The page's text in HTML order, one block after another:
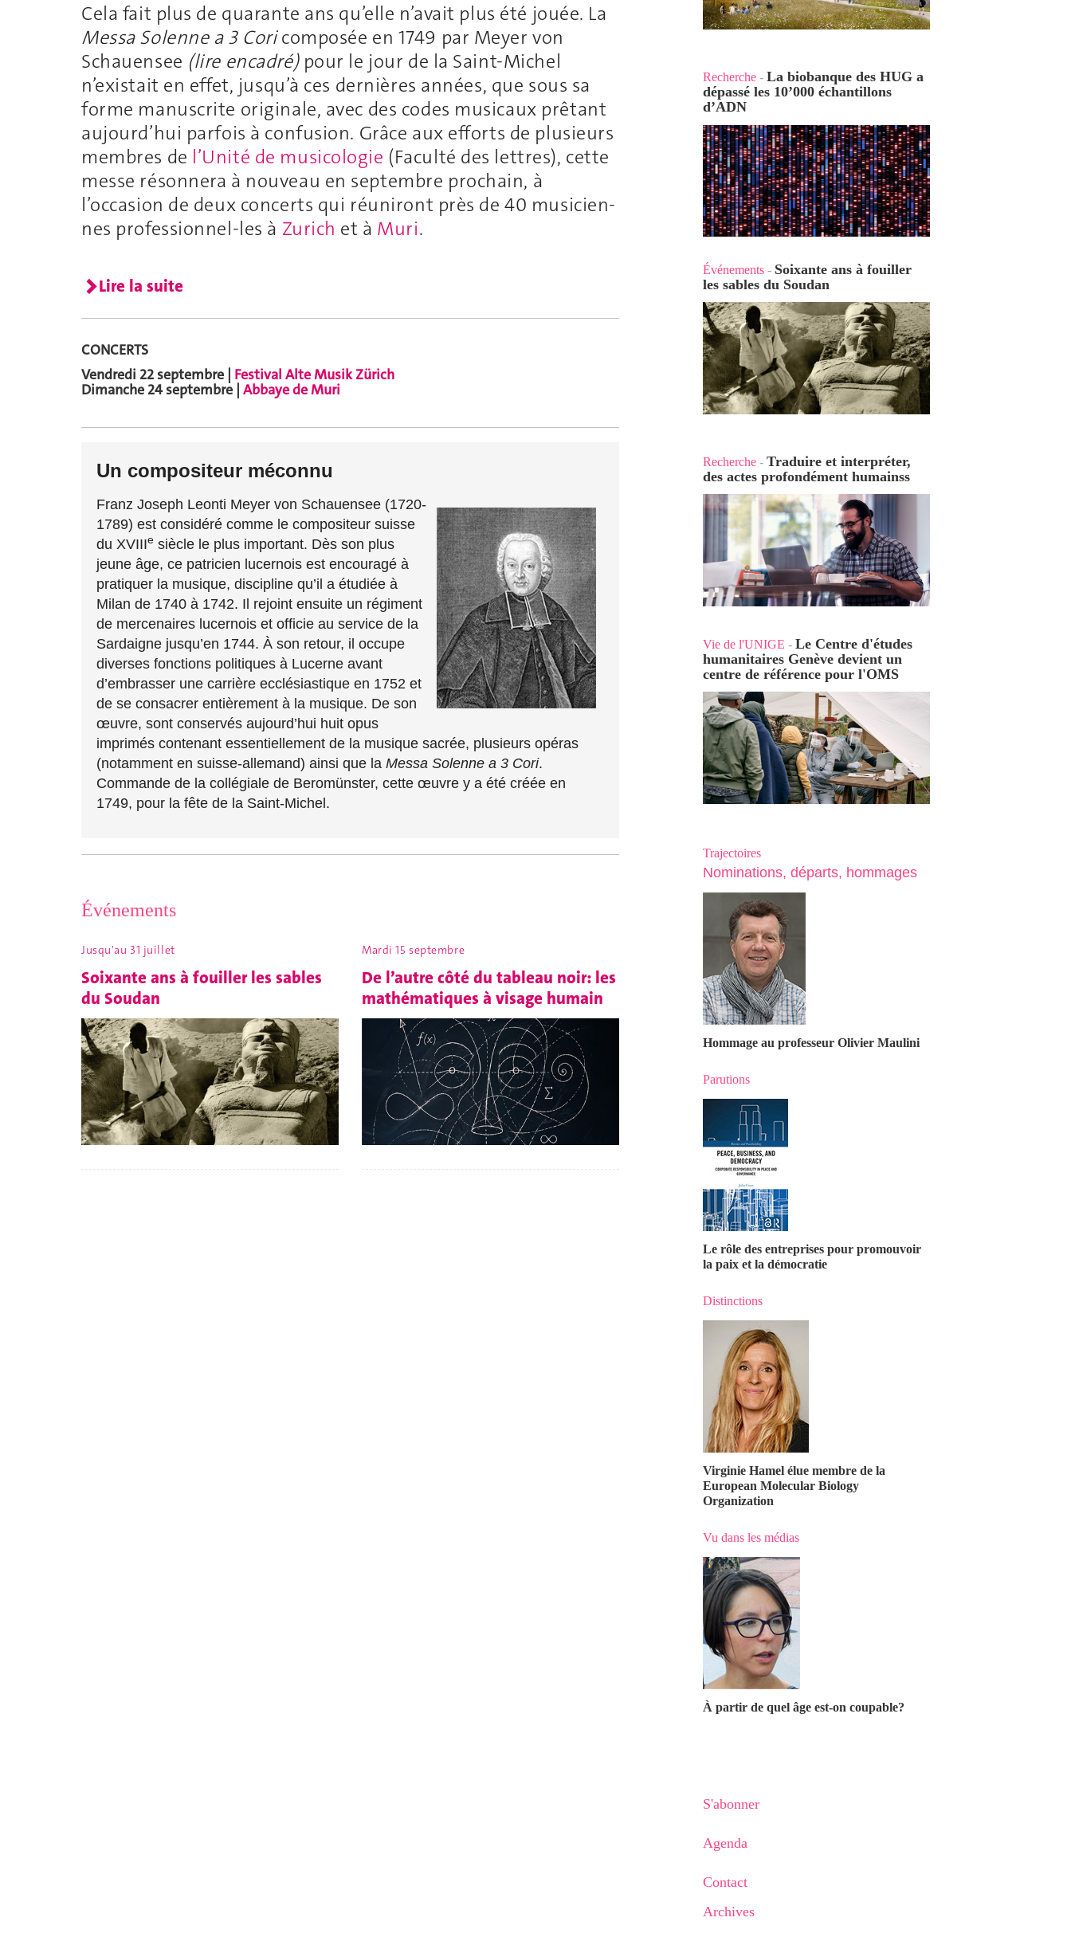
Cela fait plus de quarante ans qu’elle n’avait plus été jouée. La
Messa Solenne a 3 Coricomposée en 1749 par Meyer von
Schauensee (lire encadré)pour le jour de la Saint-Michel
n’existait en effet, jusqu’à ces dernières années, que sous sa
forme manuscrite originale, avec des codes musicaux prêtant
aujourd’hui parfois à confusion. Grâce aux efforts de plusieurs
membres de l’Unité de musicologie (Faculté des lettres), cette
messe résonnera à nouveau en septembre prochain, à
l’occasion de deux concerts qui réuniront près de 40 musicien-
nes professionnel-les à Zurich et à Muri.
Lire la suite
CONCERTS
Vendredi 22 septembre | Festival Alte Musik Zürich
Dimanche 24 septembre | Abbaye de Muri
Un compositeur méconnu
Franz Joseph Leonti Meyer von Schauensee (1720-
1789) est considéré comme le compositeur suisse
du XVIIIe siècle le plus important. Dès son plus
jeune âge, ce patricien lucernois est encouragé à
pratiquer la musique, discipline qu’il a étudiée à
Milan de 1740 à 1742. Il rejoint ensuite un régiment
de mercenaires lucernois et officie au service de la
Sardaigne jusqu’en 1744. À son retour, il occupe
diverses fonctions politiques à Lucerne avant
d’embrasser une carrière ecclésiastique en 1752 et
de se consacrer entièrement à la musique. De son
œuvre, sont conservés aujourd’hui huit opus
imprimés contenant essentiellement de la musique sacrée, plusieurs opéras
(notamment en suisse-allemand) ainsi que la Messa Solenne a 3 Cori.
Commande de la collégiale de Beromünster, cette œuvre y a été créée en
1749, pour la fête de la Saint-Michel.
Événements
Jusqu'au 31 juillet
Soixante ans à fouiller les sables
du Soudan
Mardi 15 septembre
De l’autre côté du tableau noir: les
mathématiques à visage humain
Recherche - La biobanque des HUG a
dépassé les 10’000 échantillons
d’ADN
Événements - Soixante ans à fouiller
les sables du Soudan
Recherche - Traduire et interpréter,
des actes profondément humainss
Vie de l'UNIGE - Le Centre d'études
humanitaires Genève devient un
centre de référence pour l'OMS
Trajectoires
Nominations, départs, hommages
Hommage au professeur Olivier Maulini
Parutions
Le rôle des entreprises pour promouvoir
la paix et la démocratie
Distinctions
Virginie Hamel élue membre de la
European Molecular Biology
Organization
Vu dans les médias
À partir de quel âge est-on coupable?
S'abonner
Agenda
Contact
Archives